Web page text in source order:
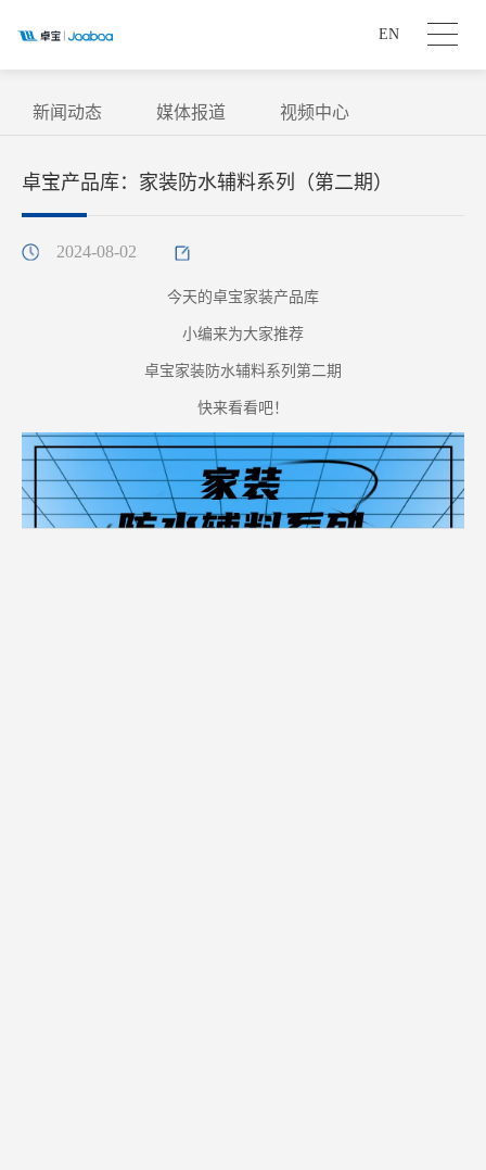
EN
新闻动态 媒体报道 视频中心
卓宝产品库：家装防水辅料系列（第二期）
2024-08-02
今天的卓宝家装产品库
小编来为大家推荐
卓宝家装防水辅料系列第二期
快来看看吧！